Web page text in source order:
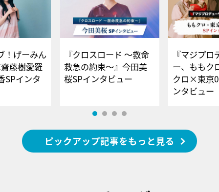
！げーみん
藤樹愛羅
SPインタ
『クロスロード ～救命
救急の約束～』今田美
桜SPインタビュー
『マジプロ
ー、ももク
クロ×東京
ンタビュー
ピックアップ記事をもっと見る